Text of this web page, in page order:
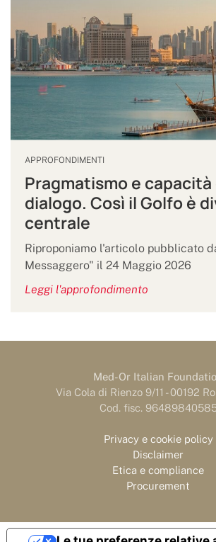
APPROFONDIMENTI
Pragmatismo e capacità
dialogo. Così il Golfo è
centrale
Riproponiamo l'articolo pubblicato
Messaggero" il 24 Maggio 2026
Leggi l'approfondimento
Med-Or Italian
Via Cola di Rienzo 9/11 - 00192
Cod. fisc.
Privacy e cookie policy
Disclaimer
Etica e compliance
Procurement